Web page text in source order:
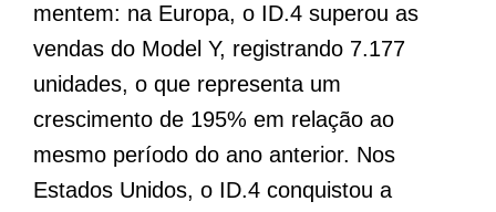
mentem: na Europa, o ID.4 superou as
vendas do Model Y, registrando 7.177
unidades, o que representa um
crescimento de 195% em relação ao
mesmo período do ano anterior. Nos
Estados Unidos, o ID.4 conquistou a